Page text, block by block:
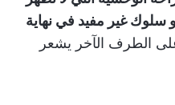
سلوك غير مفيد في نهاية
الطرف الآخر يشعر